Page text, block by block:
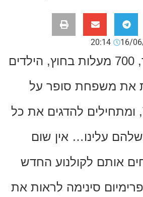
700 מעלות בחוץ, הילדים
סופר על
להדגים את כל
אין שום
לקולנוע החדש
לראות את